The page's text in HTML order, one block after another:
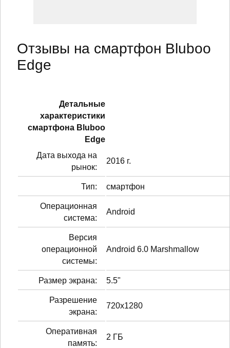
Отзывы на смартфон Bluboo
Edge
Детальные
характеристики
смартфонa Bluboo
Edge
Дата выхода на
рынок:
2016 г.
Тип: смартфон
Операционная
система:
Android
Версия
операционной
системы:
Android 6.0 Marshmallow
Размер экрана: 5.5"
Разрешение
экрана:
720x1280
Оперативная
память:
2 ГБ